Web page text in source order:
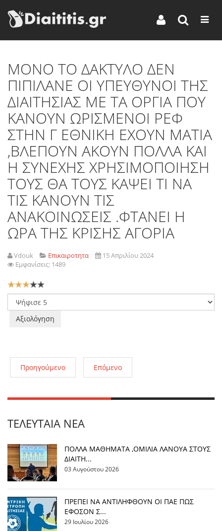
ΜΟΝΟ ΤΟ ΔΑΚΤΥΛΟ ΔΕΝ
ΠΙΠΙΛΑΝΕ ΟΙ ΥΠΕΥΘΥΝΟΙ ΤΗΣ
ΔΙΑΙΤΗΣΙΑΣ ΜΕ ΤΑ ΟΡΓΙΑ ΠΟΥ
ΚΑΝΟΥΝ ΩΡΙΣΜΕΝΟΙ ΡΕΦ
ΣΤΗΝ Γ ΕΘΝΙΚΗ EXOYN ΜΑΤΙΑ
,ΒΛΕΠΟΥΝ ΑΚΟΥΝ ΠΟΛΛΑ ΚΑΙ
Η ΣΥΝΕΧΗΣ ΧΡΗΣΙΜΟΠΟΙΗΣΗ
ΤΟΥΣ ΘΑ ΤΟΥΣ ΚΑΨΕΙ ΤΙ ΝΑ
ΤΙΣ ΚΑΝΟΥΝ ΤΙΣ
ΑΝΑΚΟΙΝΩΣΕΙΣ .ΦΤΑΝΕΙ Η
ΩΡΑ ΤΗΣ ΚΡΙΣΗΣ ΑΓΟΡΙΑ
Vdouk Επικαιροτητα
15 Απριλίου 2024
Εμφανίσεις: 1489
Αξιολόγηση
Χρήστη:3/5
Παρακαλώ
αξιολογήστε
Προηγούμενο Επόμενο
ΤΕΛΕΥΤΑΊΑ ΝΈΑ
ΠΟΛΛΑ ΜΑΘΗΜΑΤΑ ,ΟΜΙΛΙΑ ΛΑΝΟΥΑ ΣΤΟΥΣ
ΔΙΑΙΤΗ...
03 Αυγούστου 2026
ΠΡΕΠΕΙ ΝΑ ΑΝΤΙΛΗΦΘΟΥΝ ΟΙ ΠΑΕ ΠΩΣ
ΕΦΟΣΟΝ Σ...
29 Ιουλίου 2026